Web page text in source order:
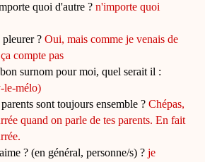
quoi d'autre ?n'importe quoi
pleurer ?Oui, mais comme je venais de
compte pas
surnom pour moi, quel serait il :
le-mélo)
sont toujours ensemble ?Chépas,
quand on parle de tes parents. En fait
? (en général, personne/s) ?je